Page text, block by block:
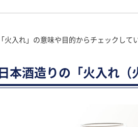
「火入れ」の意味や目的からチェックして
日本酒造りの「火入れ（